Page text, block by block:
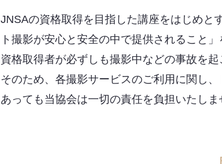
JNSAの資格取得を目指した講座をはじめと
ト撮影が安心と安全の中で提供されること
資格取得者が必ずしも撮影中などの事故を
そのため、各撮影サービスのご利用に関し
あっても当協会は一切の責任を負担いたしま